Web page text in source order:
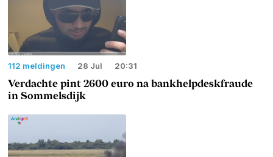
112 meldingen 28 Jul 20:31
Verdachte pint 2600 euro na bankhelpdeskfraude
in Sommelsdijk